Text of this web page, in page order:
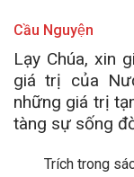
Cầu Nguyện
Lạy Chúa, xin
giá trị của
những giá trị
tàng sự sống
Trích trong